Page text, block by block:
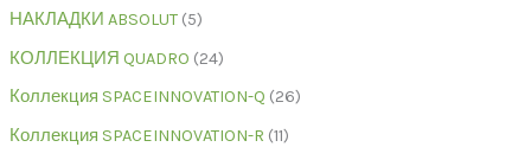
НАКЛАДКИ ABSOLUT 5
КОЛЛЕКЦИЯ QUADRO 24
Коллекция SPACEINNOVATION-Q 26
Коллекция SPACEINNOVATION-R 11